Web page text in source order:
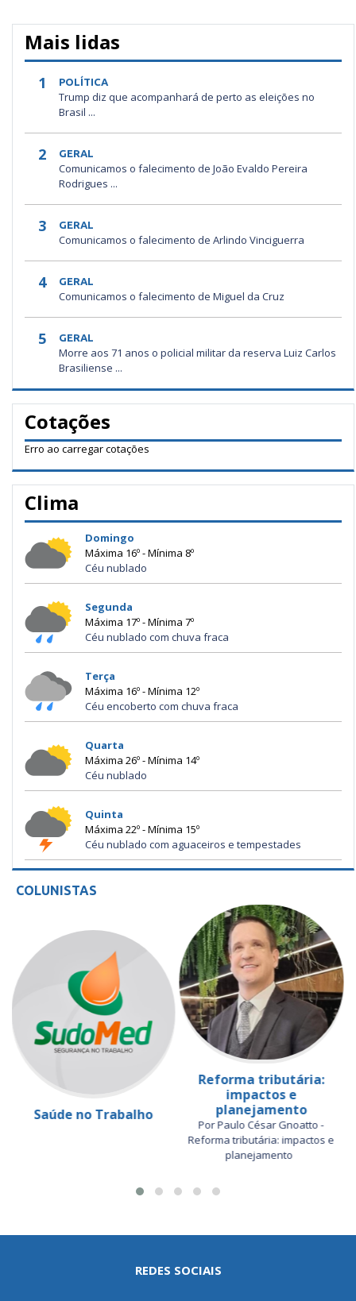
Mais lidas
1 POLÍTICA
Trump diz que acompanhará de perto as eleições no
Brasil ...
2 GERAL
Comunicamos o falecimento de João Evaldo Pereira
Rodrigues ...
3 GERAL
Comunicamos o falecimento de Arlindo Vinciguerra
4 GERAL
Comunicamos o falecimento de Miguel da Cruz
5 GERAL
Morre aos 71 anos o policial militar da reserva Luiz Carlos
Brasiliense ...
Cotações
Erro ao carregar cotações
Clima
Domingo
Máxima 16º - Mínima 8º
Céu nublado
Segunda
Máxima 17º - Mínima 7º
Céu nublado com chuva fraca
Terça
Máxima 16º - Mínima 12º
Céu encoberto com chuva fraca
Quarta
Máxima 26º - Mínima 14º
Céu nublado
Quinta
Máxima 22º - Mínima 15º
Céu nublado com aguaceiros e tempestades
COLUNISTAS
Saúde no Trabalho
Reforma tributária:
impactos e
planejamento
Por Paulo César Gnoatto -
Reforma tributária: impactos e
planejamento
REDES SOCIAIS